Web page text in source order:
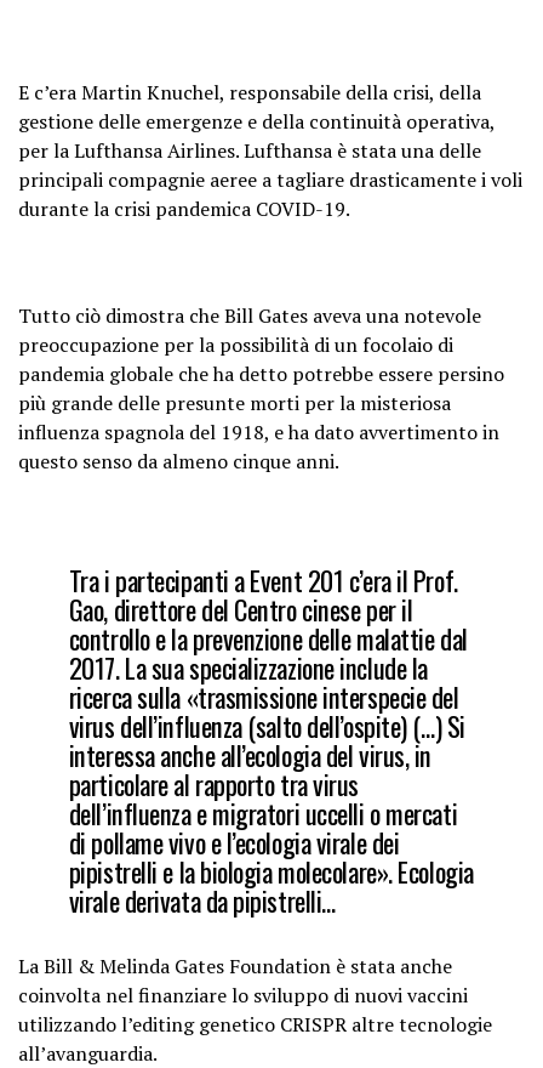
E c’era Martin Knuchel, responsabile della crisi, della
gestione delle emergenze e della continuità operativa,
per la Lufthansa Airlines. Lufthansa è stata una delle
principali compagnie aeree a tagliare drasticamente i voli
durante la crisi pandemica COVID-19.
Tutto ciò dimostra che Bill Gates aveva una notevole
preoccupazione per la possibilità di un focolaio di
pandemia globale che ha detto potrebbe essere persino
più grande delle presunte morti per la misteriosa
influenza spagnola del 1918, e ha dato avvertimento in
questo senso da almeno cinque anni.
Tra i partecipanti a Event 201 c’era il Prof.
Gao, direttore del Centro cinese per il
controllo e la prevenzione delle malattie dal
2017. La sua specializzazione include la
ricerca sulla «trasmissione interspecie del
virus dell’influenza (salto dell’ospite) (…) Si
interessa anche all’ecologia del virus, in
particolare al rapporto tra virus
dell’influenza e migratori uccelli o mercati
di pollame vivo e l’ecologia virale dei
pipistrelli e labiologia molecolare». Ecologia
virale derivata da pipistrelli…
La Bill & Melinda Gates Foundation è stata anche
coinvolta nel finanziare lo sviluppo di nuovi vaccini
utilizzando l’editing genetico CRISPR altre tecnologie
all’avanguardia.